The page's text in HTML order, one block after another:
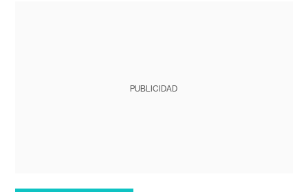
PUBLICIDAD